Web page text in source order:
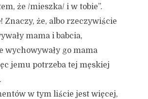
że /mieszka/ i w tobie”.
Znaczy, że, albo rzeczywiście
mama i babcia,
wychowywały go mama
jemu potrzeba tej męskiej
w tym liście jest więcej,